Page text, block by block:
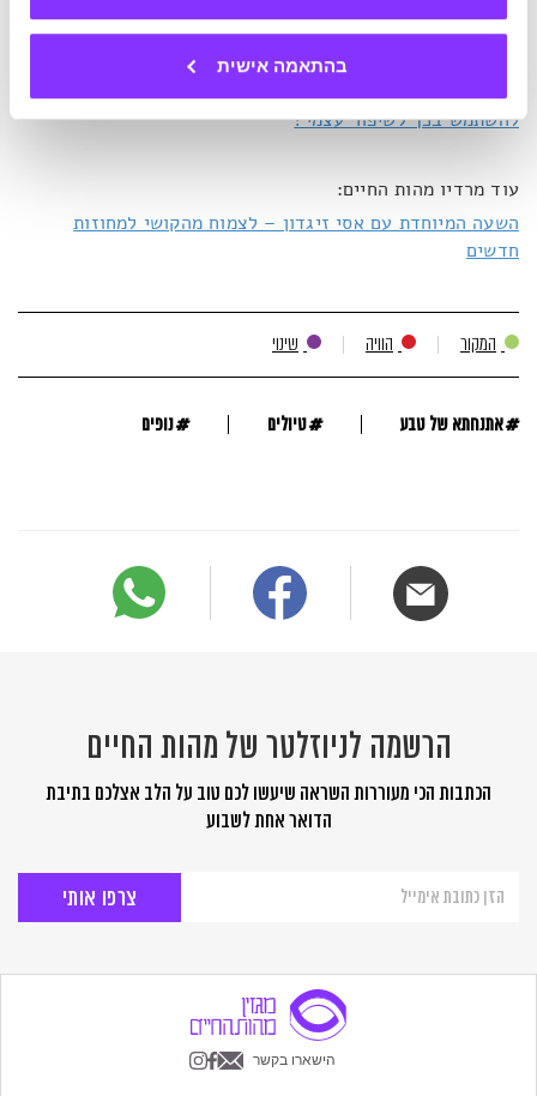
בהתאמה אישית
מה אפשר ללמוד על עצמנו מהאופן שבו אנחנו משחקים – וכיצד
מדוע להתנהג כמישהו אחר זה דווקא כן אותנטי, ואיך אפשר
להשתמש בכך לשיפור עצמי?
עוד מרדיו מהות החיים:
השעה המיוחדת עם אסי זיגדון – לצמוח מהקושי למחוזות
חדשים
המקור הוויה שינוי
#אתנחתא של טבע #טיולים #נופים
הרשמה לניוזלטר של מהות החיים
הכתבות הכי מעוררות השראה שיעשו לכם טוב על הלב אצלכם בתיבת
הדואר אחת לשבוע
לניוזלטר
החיים
הישארו בקשר